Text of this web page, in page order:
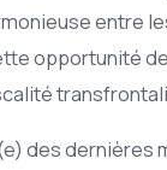
entre
opportunité
des dernières